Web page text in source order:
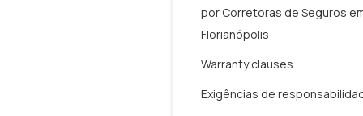
por Corretoras de Seguros
Florianópolis
Warranty clauses
Exigências de